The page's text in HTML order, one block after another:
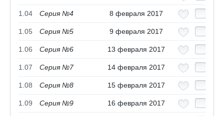
1.04 Серия №4 8 февраля 2017
1.05 Серия №5 9 февраля 2017
1.06 Серия №6 13 февраля 2017
1.07 Серия №7 14 февраля 2017
1.08 Серия №8 15 февраля 2017
1.09 Серия №9 16 февраля 2017